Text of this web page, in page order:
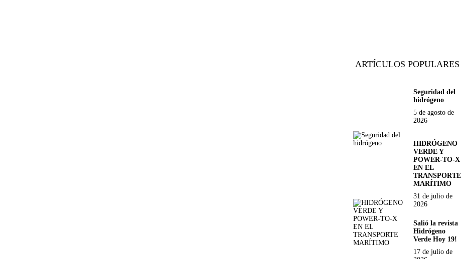
ARTÍCULOS POPULARES
Seguridad del
hidrógeno
5 de agosto de
2026
HIDRÓGENO
VERDE Y
POWER-TO-X
EN EL
TRANSPORTE
MARÍTIMO
31 de julio de
2026
Salió la revista
Hidrógeno
Verde Hoy 19!
17 de julio de